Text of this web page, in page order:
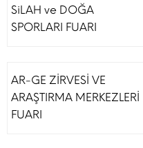
SiLAH ve DOĞA
SPORLARI FUARI
AR-GE ZİRVESİ VE
ARAŞTIRMA MERKEZLERİ
FUARI